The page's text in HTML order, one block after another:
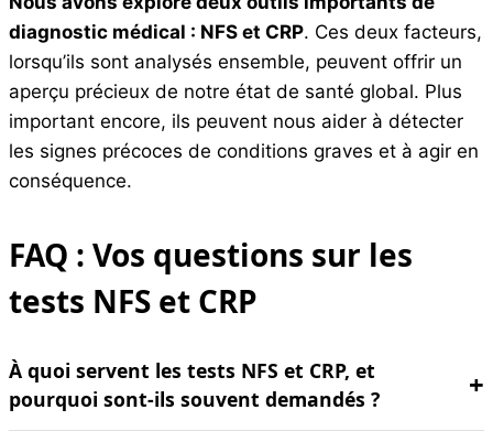
diagnostic médical : NFS et CRP. Ces deux facteurs,
lorsqu’ils sont analysés ensemble, peuvent offrir un
aperçu précieux de notre état de santé global. Plus
important encore, ils peuvent nous aider à détecter
les signes précoces de conditions graves et à agir en
conséquence.
FAQ : Vos questions sur les
tests NFS et CRP
À quoi servent les tests NFS et CRP, et
pourquoi sont-ils souvent demandés ?